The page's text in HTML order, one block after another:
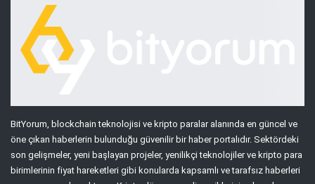
BitYorum, blockchain teknolojisi ve kripto paralar alanında en güncel ve
öne çıkan haberlerin bulunduğu güvenilir bir haber portalıdır. Sektördeki
son gelişmeler, yeni başlayan projeler, yenilikçi teknolojiler ve kripto para
birimlerinin fiyat hareketleri gibi konularda kapsamlı ve tarafsız haberleri